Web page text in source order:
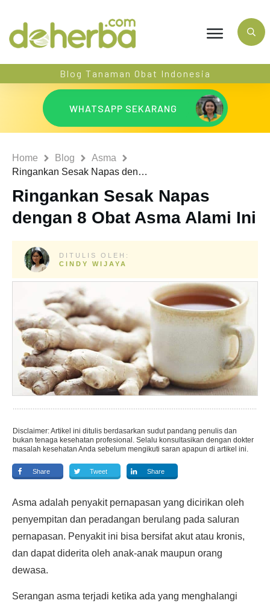
Blog Tanaman Obat Indonesia
WHATSAPP SEKARANG
Home Blog
Asma
Ringankan Sesak Napas dengan 8 Obat Asma Alami Ini
Ringankan Sesak Napas
dengan 8 Obat Asma Alami Ini
DITULIS OLEH:
CINDY WIJAYA
Disclaimer: Artikel ini ditulis berdasarkan sudut pandang penulis dan
bukan tenaga kesehatan profesional. Selalu konsultasikan dengan dokter
masalah kesehatan Anda sebelum mengikuti saran apapun di artikel ini.
Share Tweet Share
Asma adalah penyakit pernapasan yang dicirikan oleh
penyempitan dan peradangan berulang pada saluran
pernapasan. Penyakit ini bisa bersifat akut atau kronis,
dan dapat diderita oleh anak-anak maupun orang
dewasa.
Serangan asma terjadi ketika ada yang menghalangi